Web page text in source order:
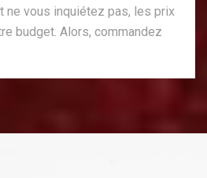
ne vous inquiétez pas, les prix
budget. Alors, commandez